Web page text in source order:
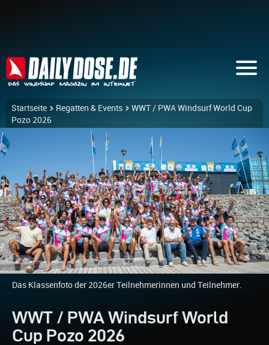
Startseite Regatten & Events
WWT / PWA Windsurf World Cup
Pozo 2026
Das Klassenfoto der 2026er Teilnehmerinnen und Teilnehmer.
WWT / PWA Windsurf World
Cup Pozo 2026